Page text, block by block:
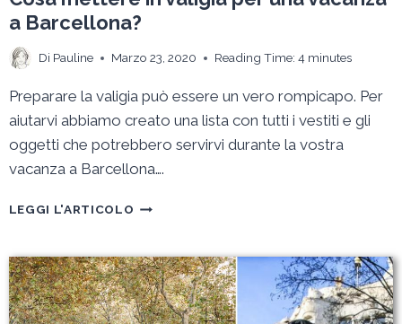
a Barcellona?
Di Pauline Marzo 23, 2020 Reading Time: 4 minutes
Preparare la valigia può essere un vero rompicapo. Per
aiutarvi abbiamo creato una lista con tutti i vestiti e gli
oggetti che potrebbero servirvi durante la vostra
vacanza a Barcellona….
LEGGI L'ARTICOLO COSA
VALIGIA
PER
UNA
VACANZA